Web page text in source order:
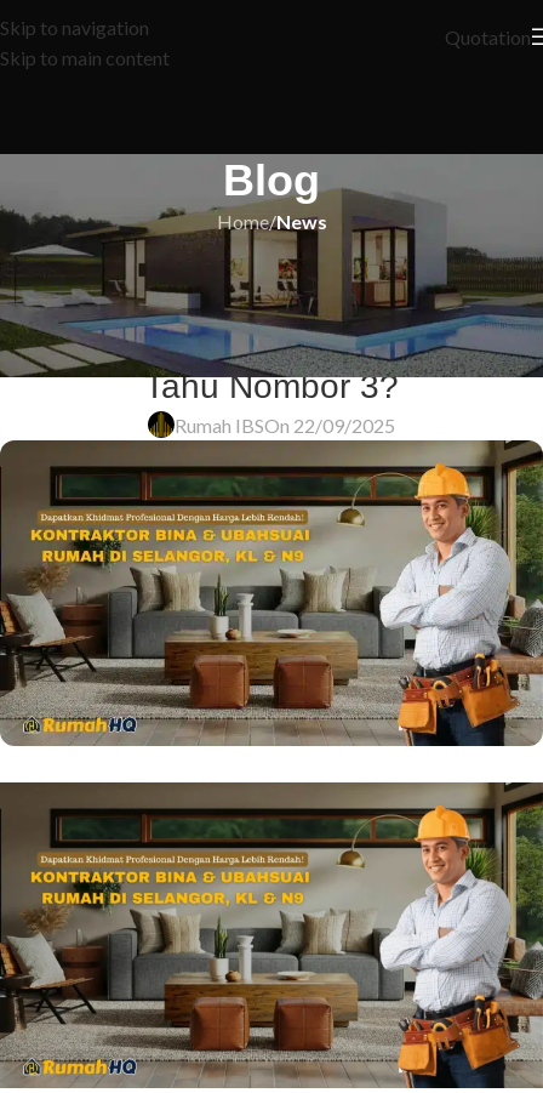
Skip to navigation
Skip to main content
Quotation
Blog
Home/News
NEWS
5 Rahsia Tersembunyi Rumah
Murah untuk Dijual: Apakah Anda
Tahu Nombor 3?
Rumah IBSOn 22/09/2025